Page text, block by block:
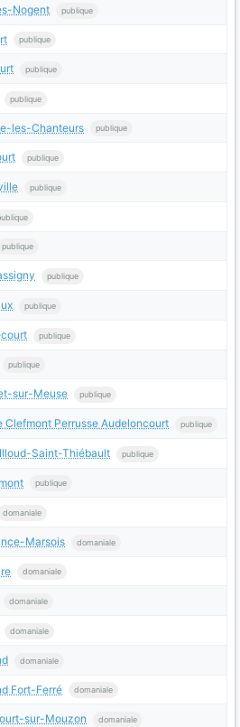
Nogent publique
publique
publique
publique
les-Chanteurs publique
publique
publique
publique
publique
publique
publique
publique
sur-Meuse publique
Clefmont Perrusse Audeloncourt publique
Saint-Thiébault publique
publique
domaniale
Marsois domaniale
domaniale
domaniale
domaniale
domaniale
Fort-Ferré domaniale
sur-Mouzon domaniale